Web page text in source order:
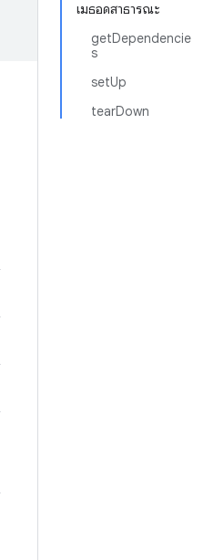
เมธอดสาธารณะ
getDependencie
s
setUp
tearDown